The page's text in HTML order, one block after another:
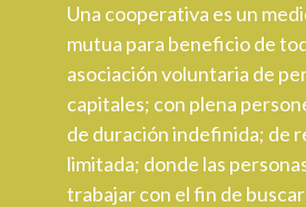
Una cooperativa es un
mutua para beneficio de
asociación voluntaria de
capitales; con plena
de duración indefinida; de
limitada; donde las
trabajar con el fin de